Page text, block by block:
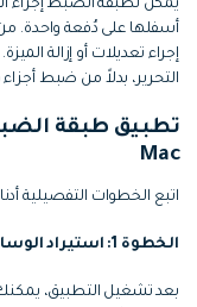
يمكن لطبقة الضبط إجراء
أسفلها على دُفعة واحدة.
إجراء تعديلات أو إزالة
التحرير، بدلاً من ضبط
تطبيق طبقة
Mac
اتبع الخطوات التفصيلية
الخطوة 1: استيراد الوسائط
بعد تشغيل التطبيق، يمكنك